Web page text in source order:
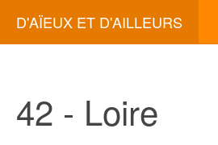
D'AÏEUX ET D'AILLEURS
42 - Loire